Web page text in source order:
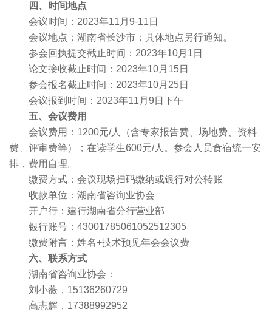
四、时间地点
会议时间：2023年11月9-11日
会议地点：湖南省长沙市；具体地点另行通知。
参会回执提交截止时间：2023年10月1日
论文接收截止时间：2023年10月15日
参会报名截止时间：2023年10月25日
会议报到时间：2023年11月9日下午
五、会议费用
会议费用：1200元/人（含专家报告费、场地费、资料
费、评审费等）；在读学生600元/人。参会人员食宿统一安
排，费用自理。
缴费方式：会议现场扫码缴纳或银行对公转账
收款单位：湖南省咨询业协会
开户行：建行湖南省分行营业部
银行账号：43001785061052512305
缴费附言：姓名+技术预见年会会议费
六、联系方式
湖南省咨询业协会：
刘小薇，15136260729
高志辉，17388992952